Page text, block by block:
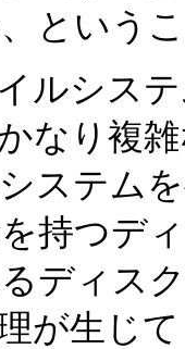
という
ルシス
なり複
ステム
持つデ
ディス
が生じ